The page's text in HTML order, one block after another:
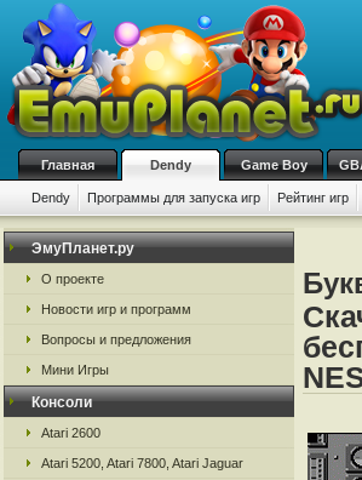
Главная Dendy Game Boy
Dendy Программы для запуска игр Рейтинг игр
ЭмуПланет.ру
О проекте
Новости игр и программ
Вопросы и предложения
Мини Игры
Консоли
Atari 2600
Atari 5200, Atari 7800, Atari Jaguar